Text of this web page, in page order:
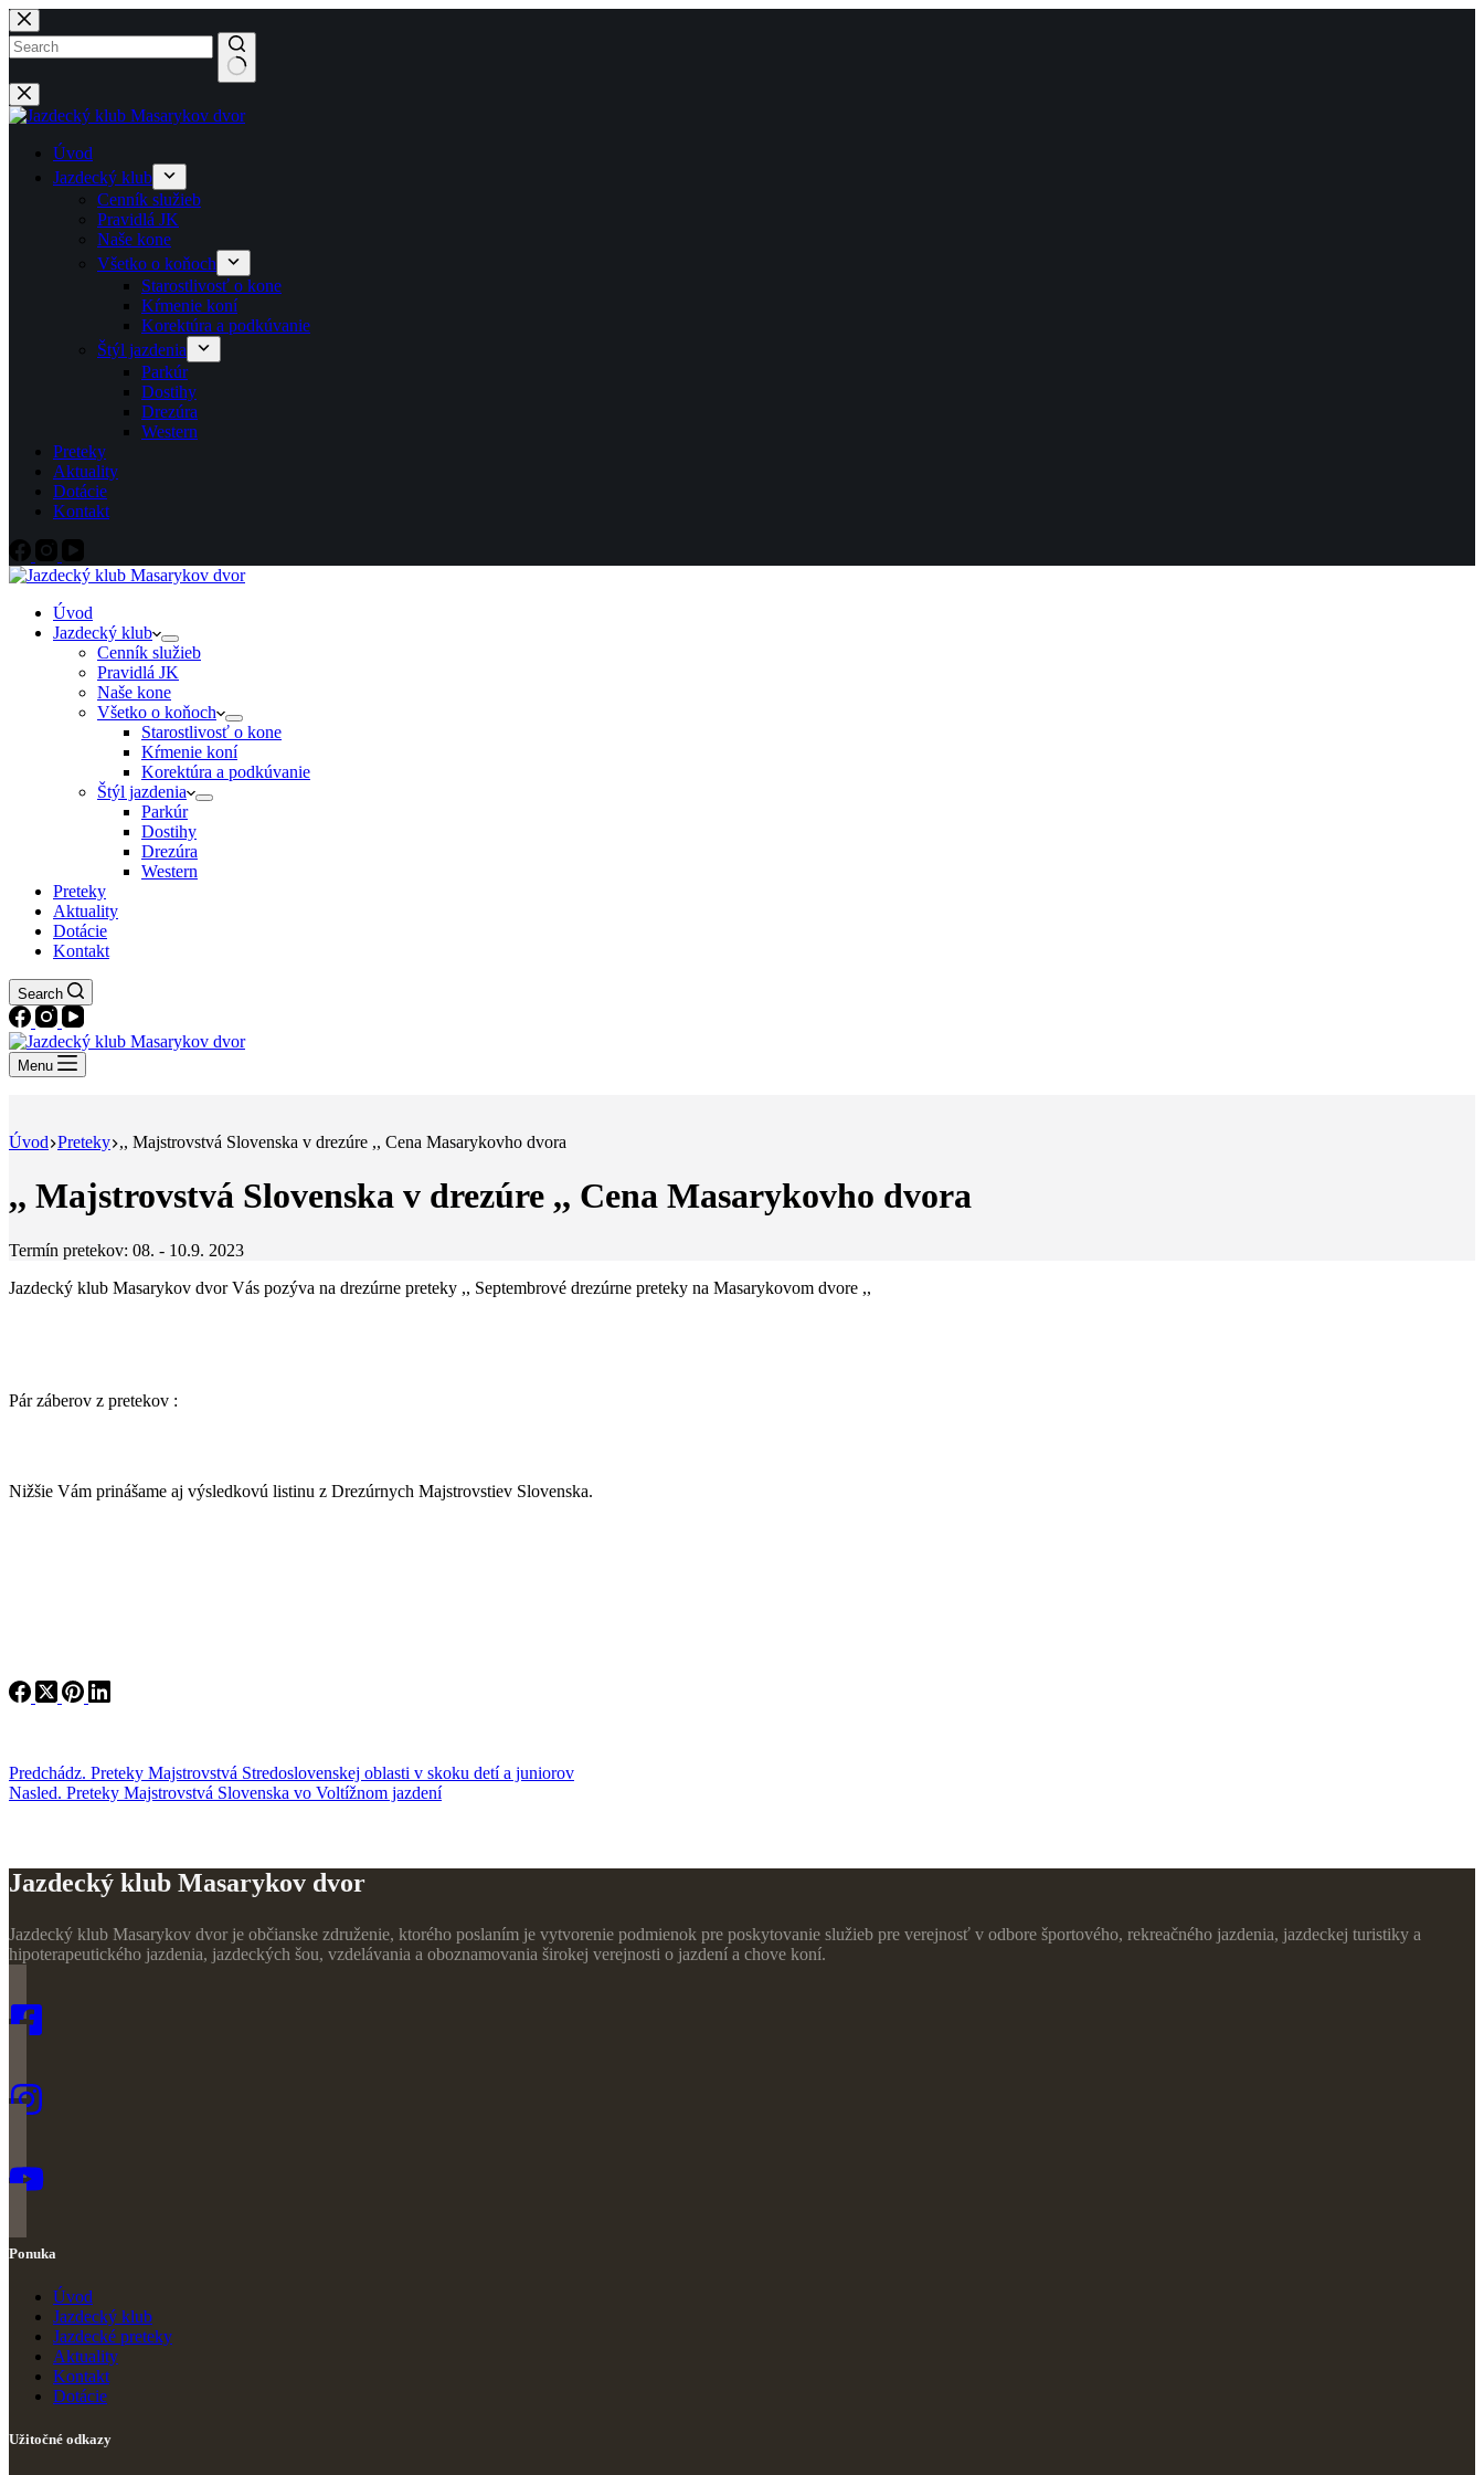
Späť
na
obsah
No
results
Úvod
Jazdecký klub
Cenník služieb
Pravidlá JK
Naše kone
Všetko o koňoch
Starostlivosť o kone
Kŕmenie koní
Korektúra a podkúvanie
Štýl jazdenia
Parkúr
Dostihy
Drezúra
Western
Preteky
Aktuality
Dotácie
Kontakt
Úvod
Jazdecký klub
Cenník služieb
Pravidlá JK
Naše kone
Všetko o koňoch
Starostlivosť o kone
Kŕmenie koní
Korektúra a podkúvanie
Štýl jazdenia
Parkúr
Dostihy
Drezúra
Western
Preteky
Aktuality
Dotácie
Kontakt
Search
Menu
Úvod Preteky ,, Majstrovstvá Slovenska v drezúre ,, Cena Masarykovho dvora
,, Majstrovstvá Slovenska v drezúre ,, Cena Masarykovho dvora
Termín pretekov: 08. - 10.9. 2023
Jazdecký klub Masarykov dvor Vás pozýva na drezúrne preteky ,, Septembrové drezúrne preteky na Masarykovom dvore ,,
Pár záberov z pretekov :
Nižšie Vám prinášame aj výsledkovú listinu z Drezúrnych Majstrovstiev Slovenska.
Predchádz. Preteky Majstrovstvá Stredoslovenskej oblasti v skoku detí a juniorov
Nasled. Preteky Majstrovstvá Slovenska vo Voltížnom jazdení
Jazdecký klub Masarykov dvor
Jazdecký klub Masarykov dvor je občianske združenie, ktorého poslaním je vytvorenie podmienok pre poskytovanie služieb pre verejnosť v odbore športového, rekreačného jazdenia, jazdeckej turistiky a
hipoterapeutického jazdenia, jazdeckých šou, vzdelávania a oboznamovania širokej verejnosti o jazdení a chove koní.
Ponuka
Úvod
Jazdecký klub
Jazdecké preteky
Aktuality
Kontakt
Dotácie
Užitočné odkazy